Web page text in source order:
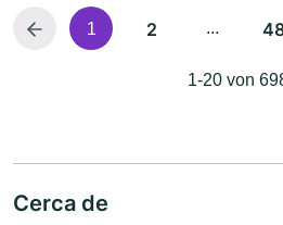
1 2 ...
1-20 von
Cerca de